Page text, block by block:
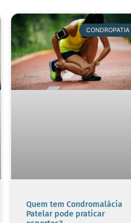
CONDROPATIA
Quem tem Condromalácia
Patelar pode praticar